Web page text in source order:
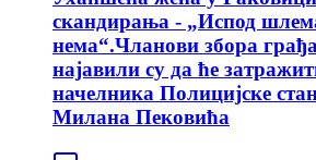
скандирања - „Испод
нема“.Чланови збора
најавили су да ће
начелника Полицијске
Милана Пековића